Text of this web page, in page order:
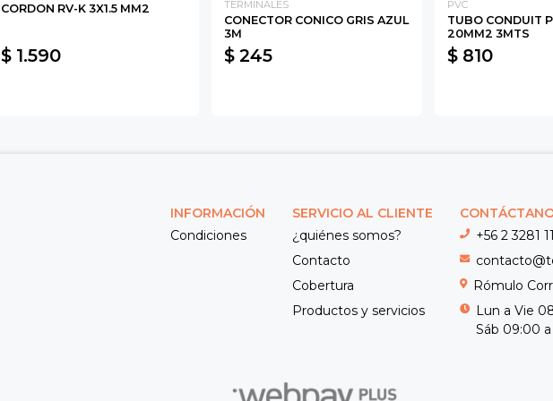
CORDON RV-K 3X1.5 MM2
$ 1.590
TERMINALES
CONECTOR CONICO GRIS AZUL
3M
$ 245
PVC
TUBO CONDUIT
20MM2 3MTS
$ 810
INFORMACIÓN
Condiciones
SERVICIO AL CLIENTE
¿quiénes somos?
Contacto
Cobertura
Productos y servicios
+56 2 3281
Rómulo
Lun a Vie
Sáb 09:00 a